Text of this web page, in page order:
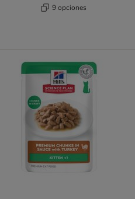
9 opciones